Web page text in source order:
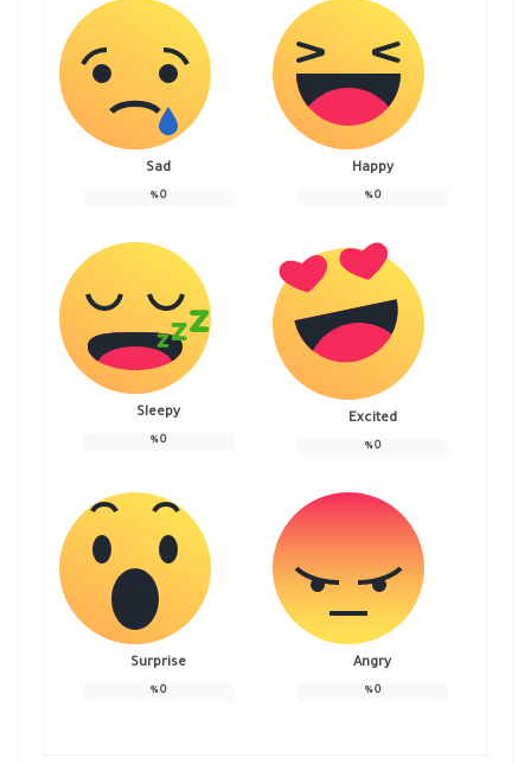
Happy
0
%
Sad
0
%
Excited
0
%
Sleepy
0
%
Angry
0
%
Surprise
0
%